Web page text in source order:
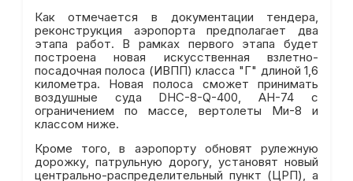
Как отмечается в документации тендера,
реконструкция аэропорта предполагает два
этапа работ. В рамках первого этапа будет
построена новая искусственная взлетно-
посадочная полоса (ИВПП) класса "Г" длиной 1,6
километра. Новая полоса сможет принимать
воздушные суда DHC-8-Q-400, АН-74 с
ограничением по массе, вертолеты Ми-8 и
классом ниже.
Кроме того, в аэропорту обновят рулежную
дорожку, патрульную дорогу, установят новый
центрально-распределительный пункт (ЦРП), а